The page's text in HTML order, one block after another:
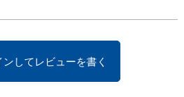
してレビューを書く